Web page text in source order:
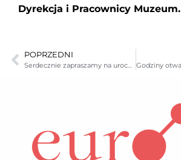
Dyrekcja i Pracownicy Muzeum.
POPRZEDNI
Serdecznie zapraszamy na uroczyste otwarcie wystawy 7 kwietnia o godzinie 16.00 w salach Muzeum Karkonoskiego w Jeleniej Górze